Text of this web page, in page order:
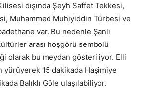
dışında Şeyh Saffet Tekkesi,
Muhammed Muhiyiddin Türbesi ve
var. Bu nedenle Şanlı
arası hoşgörü sembolü
olarak bu meydan gösteriliyor. Elli
yürüyerek 15 dakikada Haşimiye
Balıklı Göle ulaşılabiliyor.